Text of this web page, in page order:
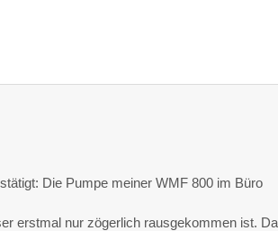
Die Pumpe meiner WMF 800 im Büro
erstmal nur zögerlich rausgekommen ist.